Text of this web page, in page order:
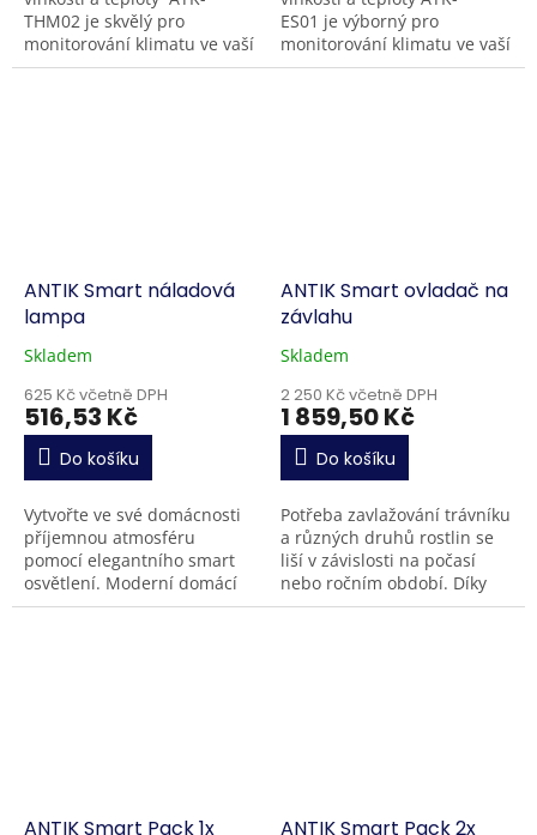
THM02 je skvělý pro
monitorování klimatu ve vaší
domácnosti nebo chatě.
ES01 je výborný pro
monitorování klimatu ve vaší
domácnosti, nebo na chatě
ANTIK Smart náladová
lampa
Skladem
625 Kč včetně DPH
516,53 Kč
Do košíku
Vytvořte ve své domácnosti
příjemnou atmosféru
pomocí elegantního smart
osvětlení. Moderní domácí
osvětlení ATK-AGL3 , které
ANTIK Smart ovladač na
závlahu
Skladem
2 250 Kč včetně DPH
1 859,50 Kč
Do košíku
Potřeba zavlažování trávníku
a různých druhů rostlin se
liší v závislosti na počasí
nebo ročním období. Díky
ANTIK smart zavlažovači
ANTIK Smart Pack 1x ANTIK Smart Pack 2x